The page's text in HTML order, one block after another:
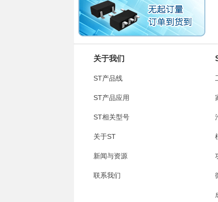
关于我们
ST产品线
ST产品应用
ST相关型号
关于ST
新闻与资源
联系我们